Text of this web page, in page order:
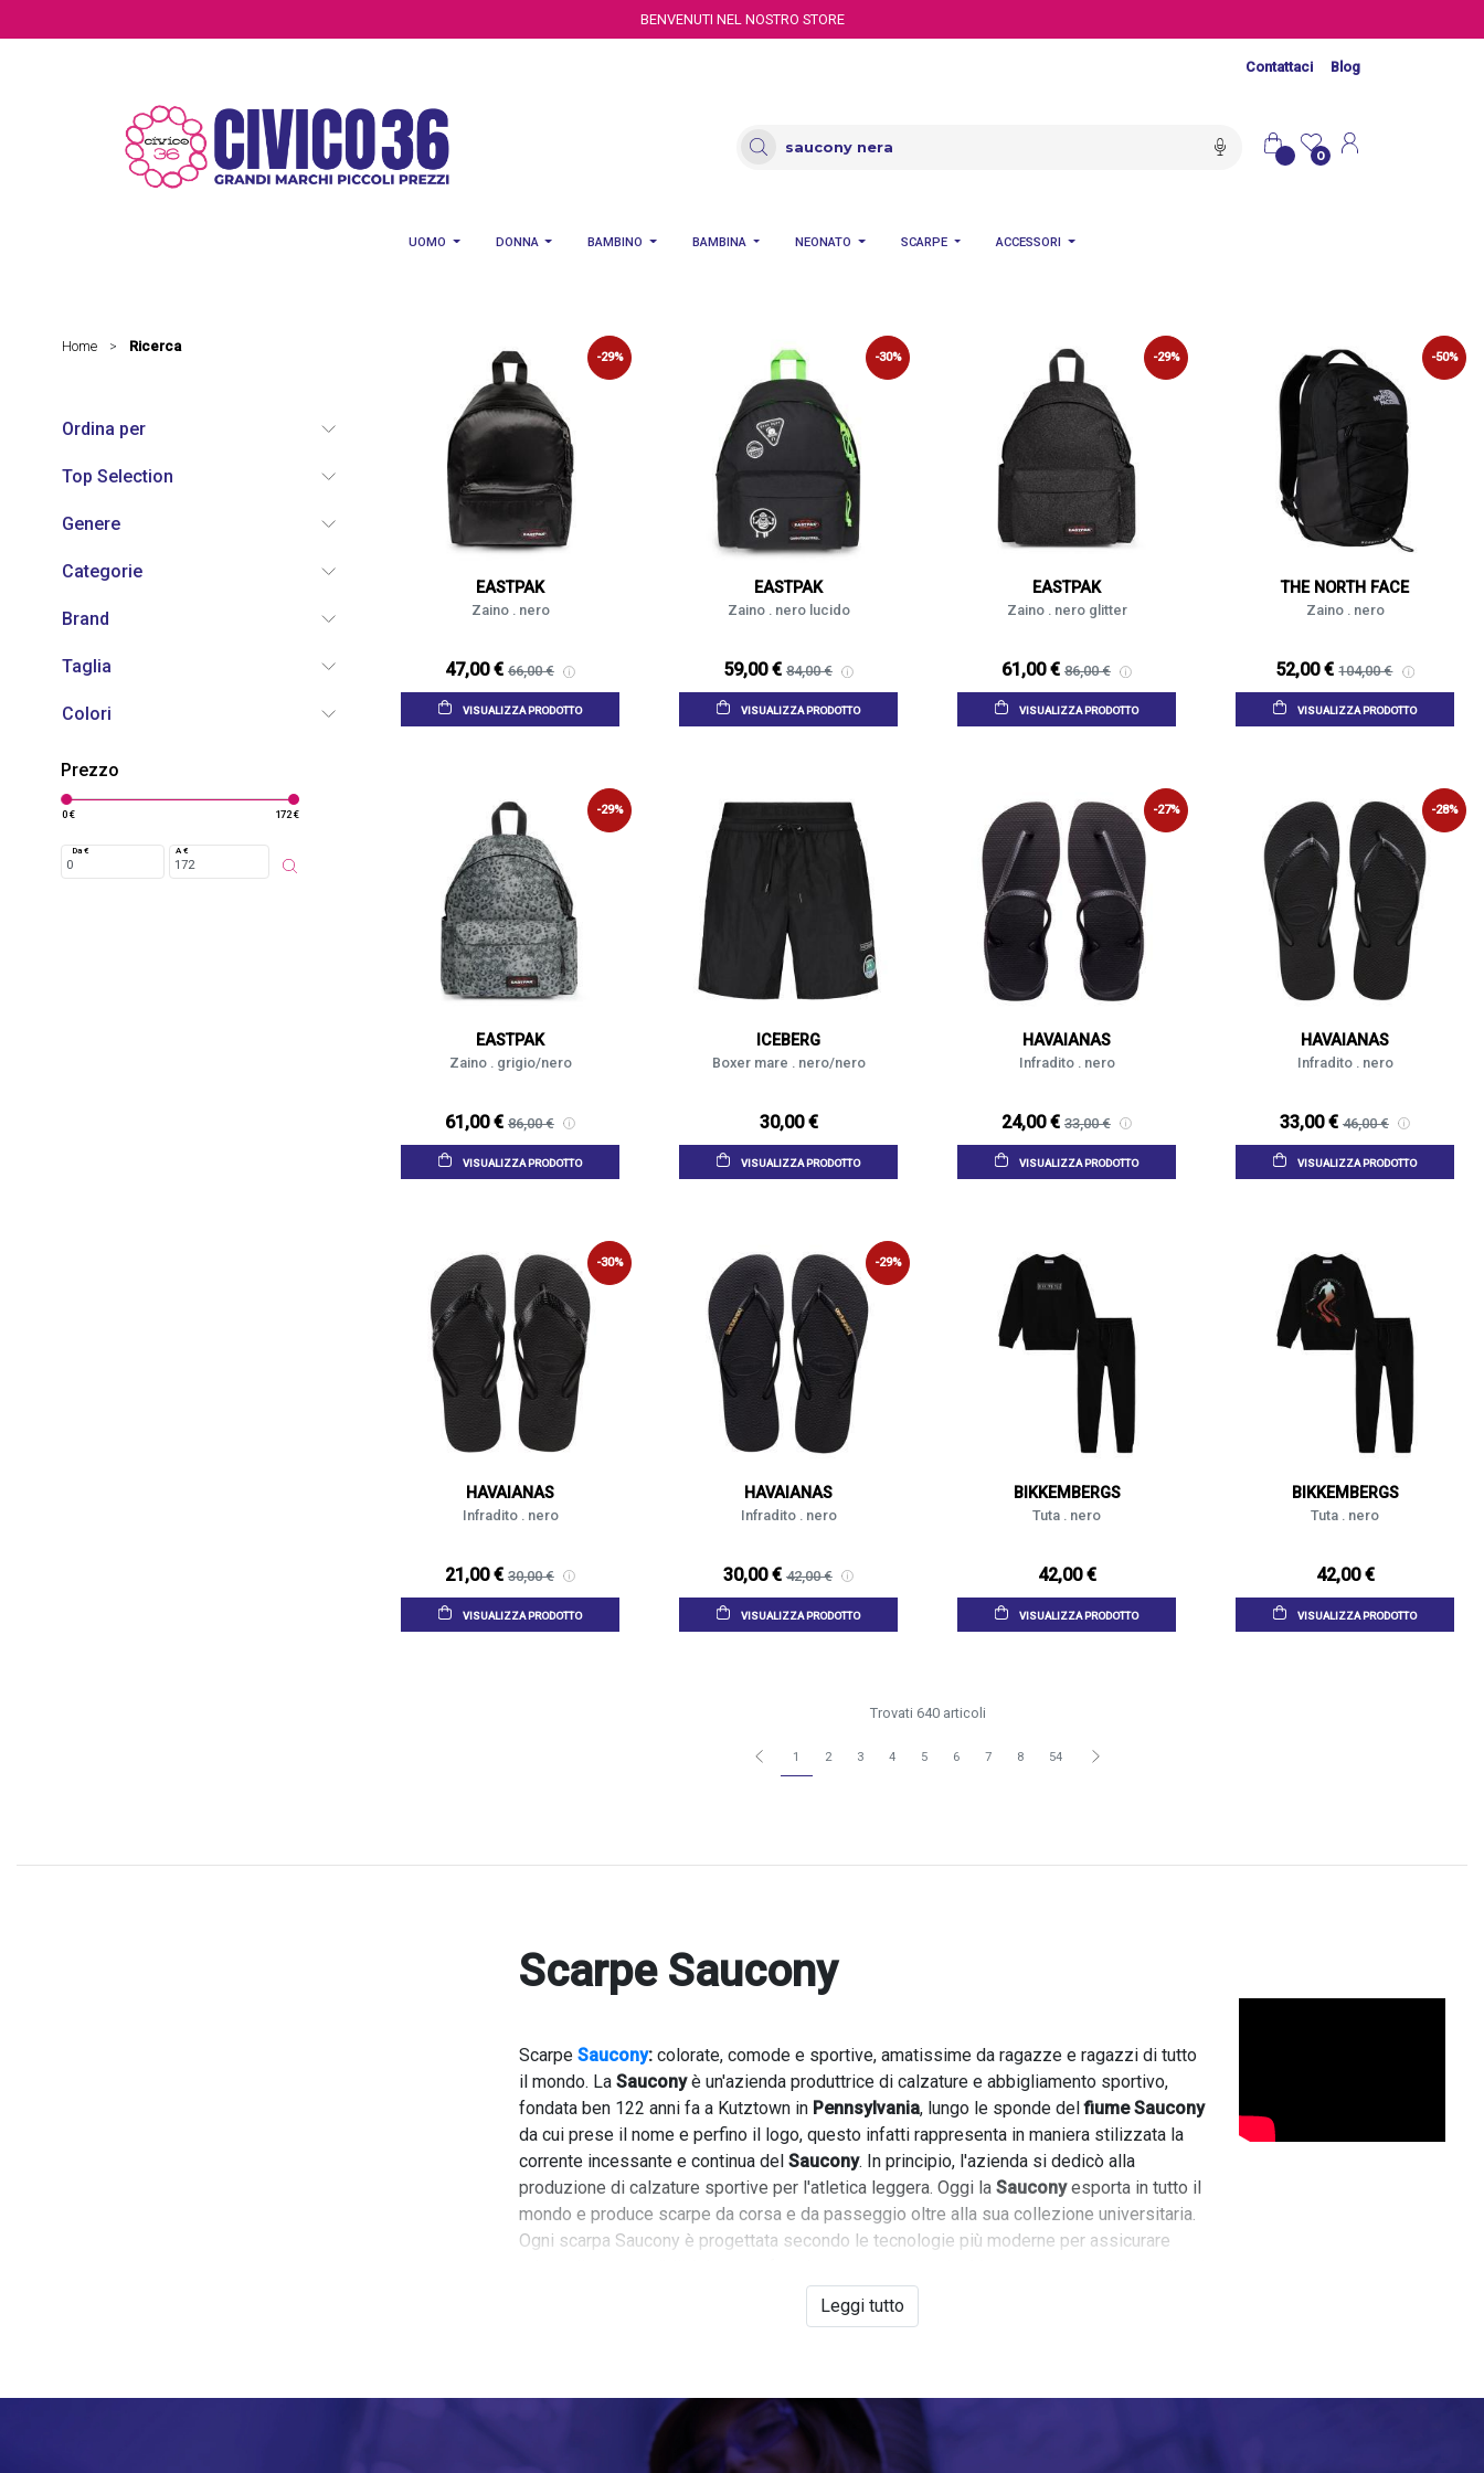
BENVENUTI NEL NOSTRO STORE
Contattaci Blog
0
UOMO DONNA BAMBINO BAMBINA NEONATO SCARPE ACCESSORI
Home > Ricerca
Ordina per
Top Selection
Genere
Categorie
Brand
Taglia
Colori
Prezzo
0 € 172 €
Da € A €
-29%
EASTPAK
Zaino . nero
47,00 € 66,00 €
VISUALIZZA PRODOTTO
-30%
EASTPAK
Zaino . nero lucido
59,00 € 84,00 €
VISUALIZZA PRODOTTO
-29%
EASTPAK
Zaino . nero glitter
61,00 € 86,00 €
VISUALIZZA PRODOTTO
-50%
THE NORTH FACE
Zaino . nero
52,00 € 104,00 €
VISUALIZZA PRODOTTO
-29%
EASTPAK
Zaino . grigio/nero
61,00 € 86,00 €
VISUALIZZA PRODOTTO
ICEBERG
Boxer mare . nero/nero
30,00 €
VISUALIZZA PRODOTTO
-27%
HAVAIANAS
Infradito . nero
24,00 € 33,00 €
VISUALIZZA PRODOTTO
-28%
HAVAIANAS
Infradito . nero
33,00 € 46,00 €
VISUALIZZA PRODOTTO
-30%
HAVAIANAS
Infradito . nero
21,00 € 30,00 €
VISUALIZZA PRODOTTO
-29%
HAVAIANAS
Infradito . nero
30,00 € 42,00 €
VISUALIZZA PRODOTTO
BIKKEMBERGS
Tuta . nero
42,00 €
VISUALIZZA PRODOTTO
BIKKEMBERGS
Tuta . nero
42,00 €
VISUALIZZA PRODOTTO
Trovati 640 articoli
1 2 3 4 5 6 7 8 54
Scarpe Saucony
Scarpe Saucony:colorate, comode e sportive, amatissime da ragazze e ragazzi di tutto
il mondo. La Sauconyè un'azienda produttrice di calzature e abbigliamento sportivo,
fondata ben 122 anni fa a Kutztown in Pennsylvania, lungo le sponde delfiume Saucony
da cui prese il nome e perfino il logo, questo infatti rappresenta in maniera stilizzata la
corrente incessante e continua del Saucony. In principio, l'azienda si dedicò alla
produzione di calzature sportive per l'atletica leggera. Oggi la Sauconyesporta in tutto il
mondo e produce scarpe da corsa e da passeggio oltre alla sua collezione universitaria.
Ogni scarpa Saucony è progettata secondo le tecnologie più moderne per assicurare
combinazioni di colori a rendere uniche le sneakersSaucony
rapiscono lo sguardo, adatte sia per un look sportivo che per un look casual.
Abbiamo disponibili diverse collezioni come leSaucony Jazz, sia con laccio che a
strappo, oppure leSaucony Shodow
dal tocco un po' più vintage. Ci sono poi le
Saucony Originals ispirate ai collage ironici e surreali di
Leggi tutto